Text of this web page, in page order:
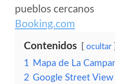
pueblos cercanos
Booking.com
Contenidos ocultar
1 Mapa de La
2 Google Street